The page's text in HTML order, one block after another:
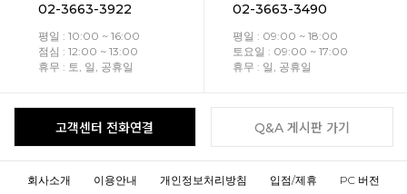
02-3663-3922
평일 : 10:00 ~ 16:00
점심 : 12:00 ~ 13:00
휴무 : 토, 일, 공휴일
02-3663-3490
평일 : 09:00 ~ 18:00
토요일 : 09:00 ~ 17:00
휴무 : 일, 공휴일
고객센터 전화연결 Q&A 게시판 가기
회사소개 이용안내 개인정보처리방침 입점/제휴 PC 버전